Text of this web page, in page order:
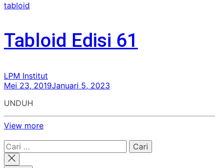
tabloid
Tabloid Edisi 61
LPM Institut
Mei 23, 2019Januari 5, 2023
UNDUH
View more
Cari
untuk: